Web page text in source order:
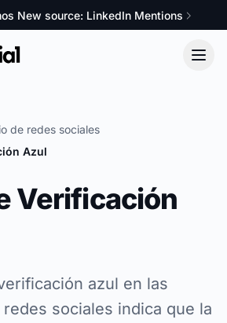
New source: LinkedIn Mentions
de redes sociales
Azul
Verificación
azul en las
sociales indica que la